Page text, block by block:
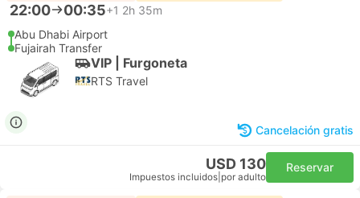
22:00 00:35+1 2h 35m
Abu Dhabi Airport
Fujairah Transfer
VIP | Furgoneta
RTS Travel
Cancelación gratis
USD 130
Impuestos incluidos por adulto
Reservar